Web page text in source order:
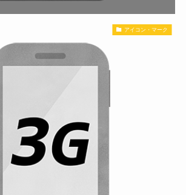
アイコン・マーク